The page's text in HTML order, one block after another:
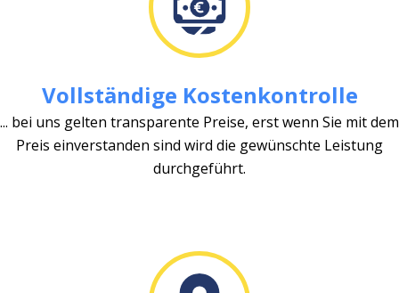
Vollständige Kostenkontrolle
... bei uns gelten transparente Preise, erst wenn Sie mit dem
Preis einverstanden sind wird die gewünschte Leistung
durchgeführt.